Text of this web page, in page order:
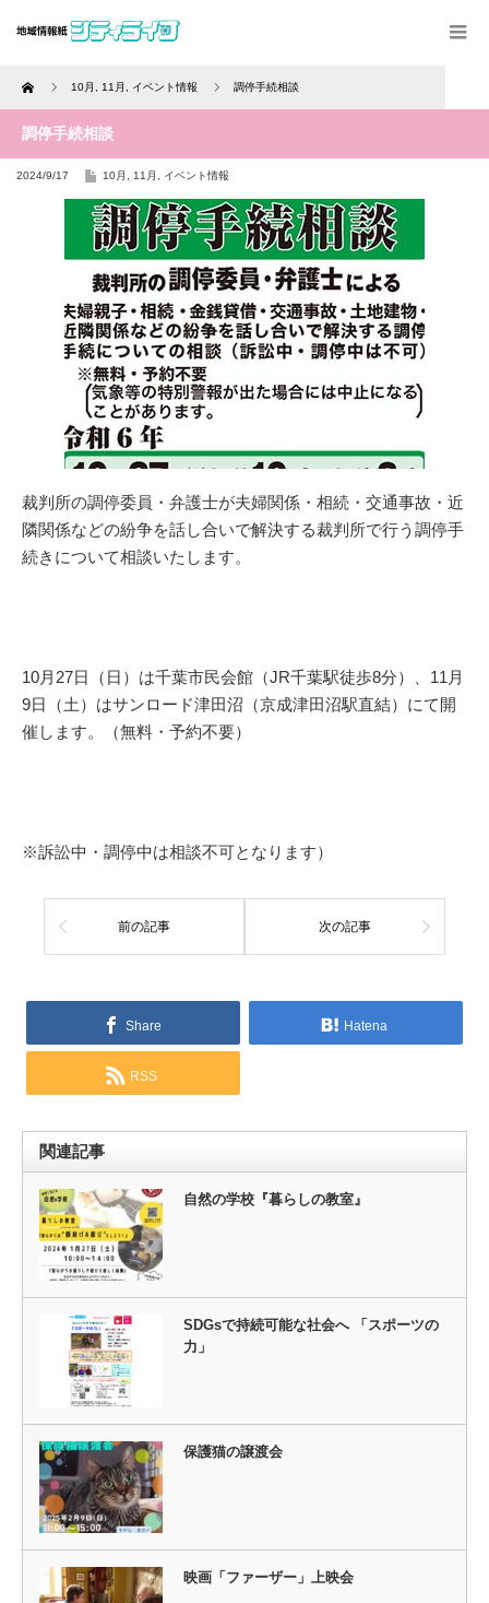
Home 10月 11月 イベント情報 調停手続相談
調停手続相談
2024/9/17 10月 11月 イベント情報
裁判所の調停委員・弁護士が夫婦関係・相続・交通事故・近
隣関係などの紛争を話し合いで解決する裁判所で行う調停手
続きについて相談いたします。
10月27日（日）は千葉市民会館（JR千葉駅徒歩8分）、11月
9日（土）はサンロード津田沼（京成津田沼駅直結）にて開
催します。（無料・予約不要）
※訴訟中・調停中は相談不可となります）
前の記事 次の記事
Share Hatena
RSS
関連記事
自然の学校『暮らしの教室』
SDGsで持続可能な社会へ 「スポーツの
力」
保護猫の譲渡会
映画「ファーザー」上映会